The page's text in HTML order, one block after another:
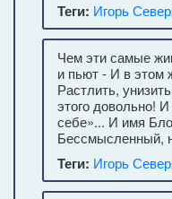
Теги: Игорь
Чем эти самые
и пьют - И в этом
Растлить,
этого довольно!
себе»... И имя
Бессмысленный,
Теги: Игорь